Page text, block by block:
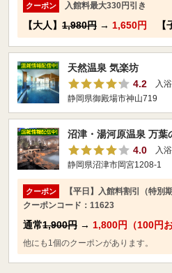
クーポン 入館料最大330円引き
【大人】 1,980円 → 1,650円 【
天然温泉 気楽坊
4.2
入
静岡県御殿場市神山719
沼津・湯河原温泉 万葉
4.0
入
静岡県沼津市岡宮1208-1
クーポン
【平日】入館料割引（特別
クーポンコード：11623
通常1,900円 → 1,800円（100円お
他にも1個のクーポンがあります。